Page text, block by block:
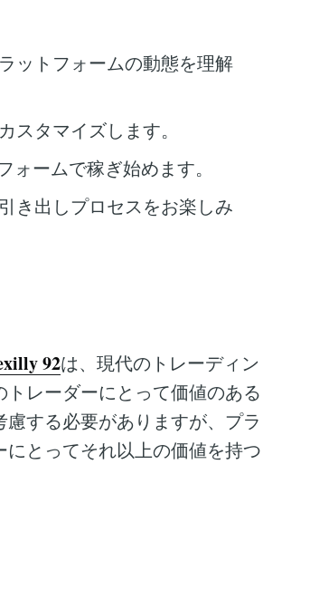
ットフォームの動態を理解
スタマイズします。
ォームで稼ぎ始めます。
き出しプロセスをお楽しみ
92は、現代のトレーディン
レーダーにとって価値のある
する必要がありますが、プラ
とってそれ以上の価値を持つ